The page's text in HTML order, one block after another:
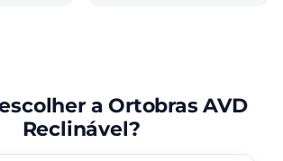
a Ortobras AVD
Reclinável?